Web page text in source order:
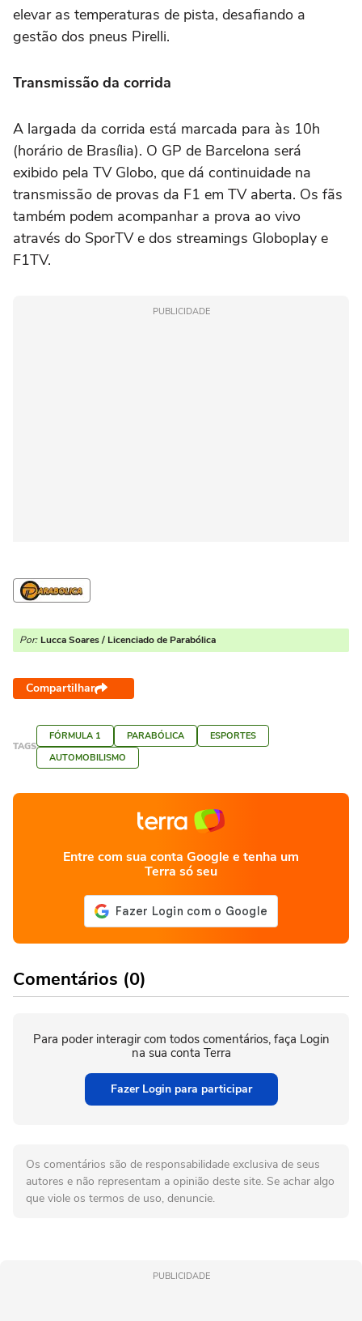
elevar as temperaturas de pista, desafiando a
gestão dos pneus Pirelli.
Transmissão da corrida
A largada da corrida está marcada para às 10h
(horário de Brasília). O GP de Barcelona será
exibido pela TV Globo, que dá continuidade na
transmissão de provas da F1 em TV aberta. Os fãs
também podem acompanhar a prova ao vivo
através do SporTV e dos streamings Globoplay e
F1TV.
PUBLICIDADE
Por: Lucca Soares / Licenciado de Parabólica
Compartilhar
TAGS
FÓRMULA 1 PARABÓLICA
ESPORTES
AUTOMOBILISMO
Entre com sua conta Google e tenha um
Terra só seu
Comentários (0)
Para poder interagir com todos comentários, faça Login
na sua conta Terra
Fazer Login para participar
Os comentários são de responsabilidade exclusiva de seus
autores e não representam a opinião deste site. Se achar algo
que viole os termos de uso, denuncie.
PUBLICIDADE